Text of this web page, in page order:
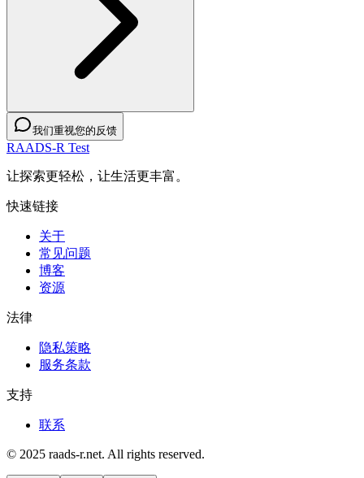
我们重视您的反馈
RAADS-R Test
让探索更轻松，让生活更丰富。
快速链接
关于
常见问题
博客
资源
法律
隐私策略
服务条款
支持
联系
© 2025 raads-r.net. All rights reserved.